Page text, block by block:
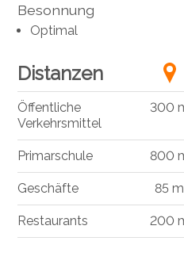
Besonnung
Optimal
Distanzen
Öffentliche
Verkehrsmittel
300
Primarschule 800
Geschäfte 85 m
Restaurants 200